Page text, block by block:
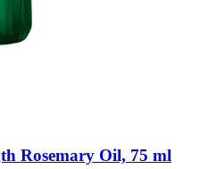
Rosemary Oil, 75 ml